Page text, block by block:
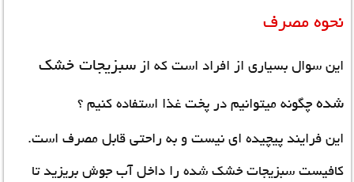
نحوه مصرف
این سوال بسیاری از افراد است که ازسبزیجات خشک
شدهچگونه میتوانیم در پخت غذا استفاده کنیم ؟
این فرایند پیچیده ای نیست و به راحتی قابل مصرف است.
کافیست سبزیجات خشک شده را داخل آب جوش بریزید تا